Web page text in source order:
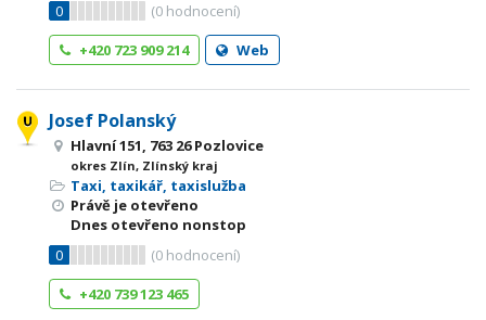
0
(0 hodnocení)
+420 723 909 214
Web
Josef Polanský
Hlavní 151, 763 26 Pozlovice
okres Zlín, Zlínský kraj
Taxi, taxikář, taxislužba
Právě je otevřeno
Dnes otevřeno nonstop
0
(0 hodnocení)
+420 739 123 465